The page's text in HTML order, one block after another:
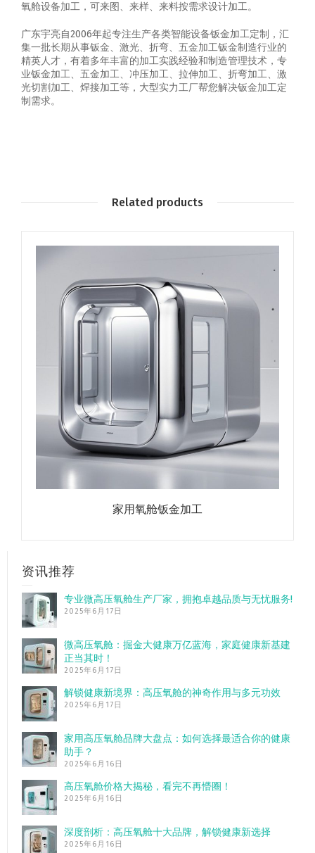
氧舱设备加工，可来图、来样、来料按需求设计加工。
广东宇亮自2006年起专注生产各类智能设备钣金加工定制，汇
集一批长期从事钣金、激光、折弯、五金加工钣金制造行业的
精英人才，有着多年丰富的加工实践经验和制造管理技术，专
业钣金加工、五金加工、冲压加工、拉伸加工、折弯加工、激
光切割加工、焊接加工等，大型实力工厂帮您解决钣金加工定
制需求。
Related products
家用氧舱钣金加工
资讯推荐
专业微高压氧舱生产厂家，拥抱卓越品质与无忧服务!
2025年6月17日
微高压氧舱：掘金大健康万亿蓝海，家庭健康新基建
正当其时！
2025年6月17日
解锁健康新境界：高压氧舱的神奇作用与多元功效
2025年6月17日
家用高压氧舱品牌大盘点：如何选择最适合你的健康
助手？
2025年6月16日
高压氧舱价格大揭秘，看完不再懵圈！
2025年6月16日
深度剖析：高压氧舱十大品牌，解锁健康新选择
2025年6月16日